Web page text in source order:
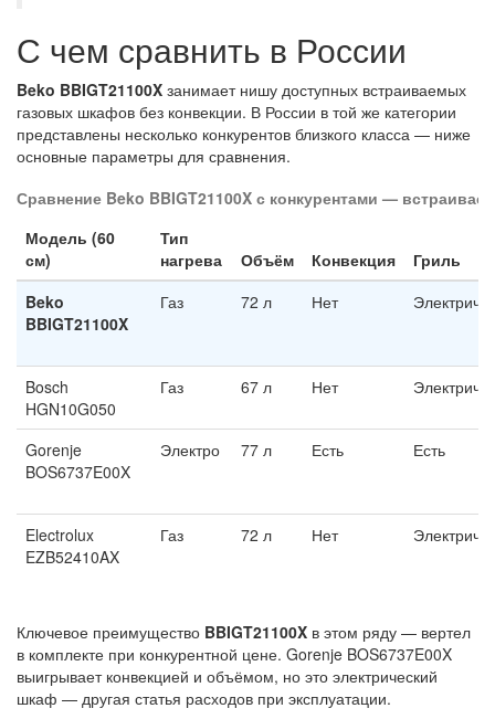
С чем сравнить в России
Beko BBIGT21100X занимает нишу доступных встраиваемых
газовых шкафов без конвекции. В России в той же категории
представлены несколько конкурентов близкого класса — ниже
основные параметры для сравнения.
Сравнение Beko BBIGT21100X с конкурентами —
Модель (60
см)
Тип
нагрева
Объём Конвекция
Гриль
Beko
BBIGT21100X
Газ 72 л Нет
Bosch
HGN10G050
Газ 67 л Нет
Gorenje
BOS6737E00X
Электро 77 л Есть Есть
Electrolux
EZB52410AX
Газ 72 л Нет
Ключевое преимущество BBIGT21100X в этом ряду — вертел
в комплекте при конкурентной цене. Gorenje BOS6737E00X
выигрывает конвекцией и объёмом, но это электрический
шкаф — другая статья расходов при эксплуатации.